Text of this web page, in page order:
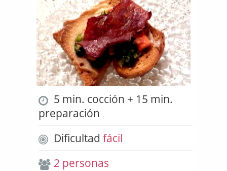
5 min. cocción + 15 min.
preparación
Dificultad fácil
2 personas